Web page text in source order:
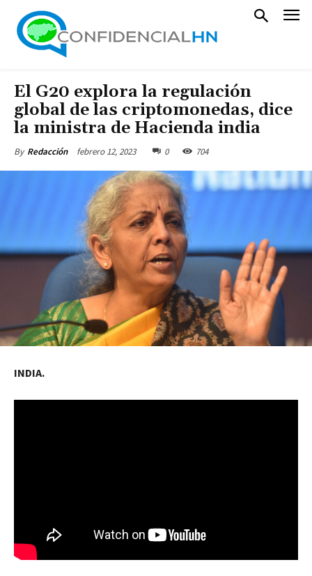
El G20 explora la regulación
global de las criptomonedas, dice
la ministra de Hacienda india
By Redacción febrero 12, 2023 0 704
INDIA.